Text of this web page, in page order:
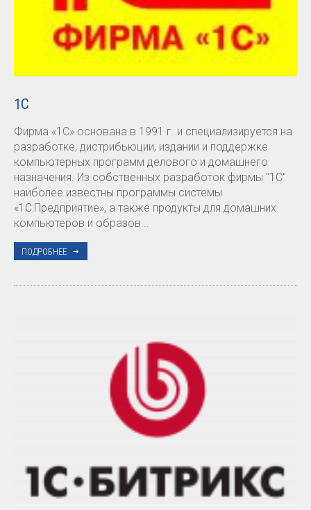
1С
Фирма «1С» основана в 1991 г. и специализируется на
разработке, дистрибьюции, издании и поддержке
компьютерных программ делового и домашнего
назначения. Из собственных разработок фирмы "1С"
наиболее известны программы системы
«1С:Предприятие», а также продукты для домашних
компьютеров и образов...
ПОДРОБНЕЕ